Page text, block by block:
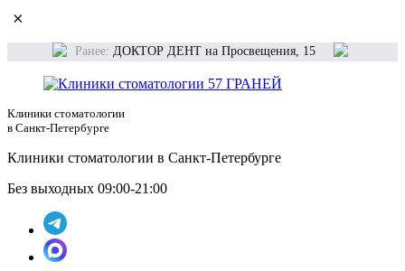
×
Ранее: ДОКТОР ДЕНТ на Просвещения, 15
Клиники стоматологии
в Санкт-Петербурге
Клиники стоматологии в Санкт-Петербурге
Без выходных 09:00-21:00